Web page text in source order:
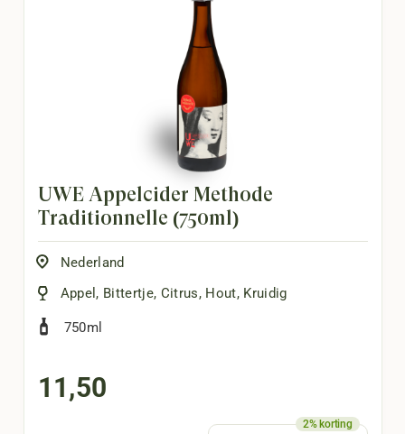
UWE Appelcider Methode
Traditionnelle (750ml)
Nederland
Appel , Bittertje, Citrus, Hout, Kruidig
750ml
11,50